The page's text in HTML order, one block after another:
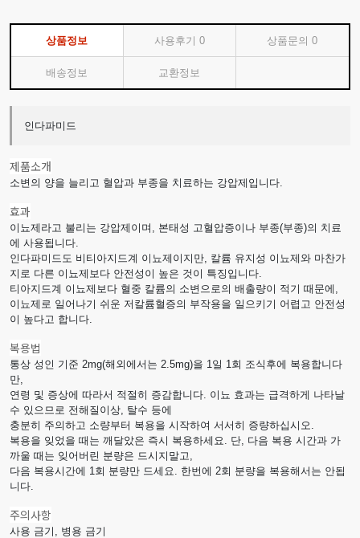
상품정보 사용후기 0 상품문의0
배송정보 교환정보
인다파미드
제품소개
소변의 양을 늘리고 혈압과 부종을 치료하는 강압제입니다.
효과
이뇨제라고 불리는 강압제이며, 본태성 고혈압증이나 부종(부종)의 치료
에 사용됩니다.
인다파미드도 비티아지드계 이뇨제이지만, 칼륨 유지성 이뇨제와 마찬가
지로 다른 이뇨제보다 안전성이 높은 것이 특징입니다.
티아지드계 이뇨제보다 혈중 칼륨의 소변으로의 배출량이 적기 때문에,
이뇨제로 일어나기 쉬운 저칼륨혈증의 부작용을 일으키기 어렵고 안전성
이 높다고 합니다.
복용법
통상 성인 기준 2mg(해외에서는 2.5mg)을 1일 1회 조식후에 복용합니다
만,
연령 및 증상에 따라서 적절히 증감합니다. 이뇨 효과는 급격하게 나타날
수 있으므로 전해질이상, 탈수 등에
충분히 주의하고 소량부터 복용을 시작하여 서서히 증량하십시오.
복용을 잊었을 때는 깨달았은 즉시 복용하세요. 단, 다음 복용 시간과 가
까울 때는 잊어버린 분량은 드시지말고,
다음 복용시간에 1회 분량만 드세요. 한번에 2회 분량을 복용해서는 안됩
니다.
주의사항
사용 금기, 병용 금기